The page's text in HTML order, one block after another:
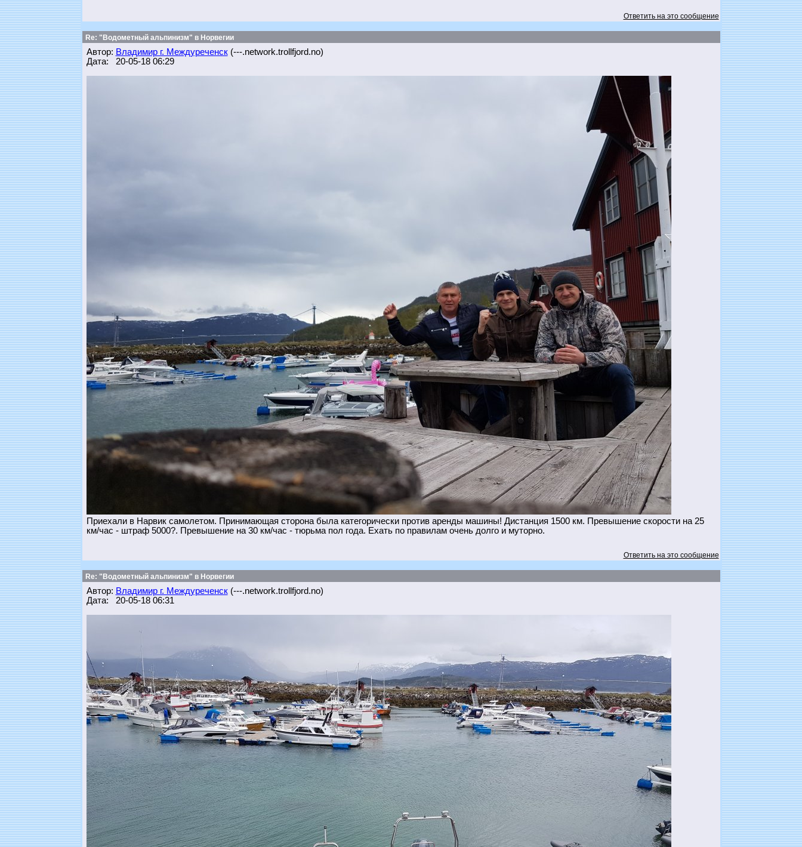
Ответить на это сообщение
Re: "Водометный альпинизм" в Норвегии
Автор: Владимир г. Междуреченск(---.network.trollfjord.no)
Дата: 20-05-18 06:29
Приехали в Нарвик самолетом. Принимающая сторона была категорически против аренды машины! Дистанция 1500 км. Превышение скорости на 25
км/час - штраф 5000?. Превышение на 30 км/час - тюрьма пол года. Ехать по правилам очень долго и муторно.
Ответить на это сообщение
Re: "Водометный альпинизм" в Норвегии
Автор: Владимир г. Междуреченск(---.network.trollfjord.no)
Дата: 20-05-18 06:31